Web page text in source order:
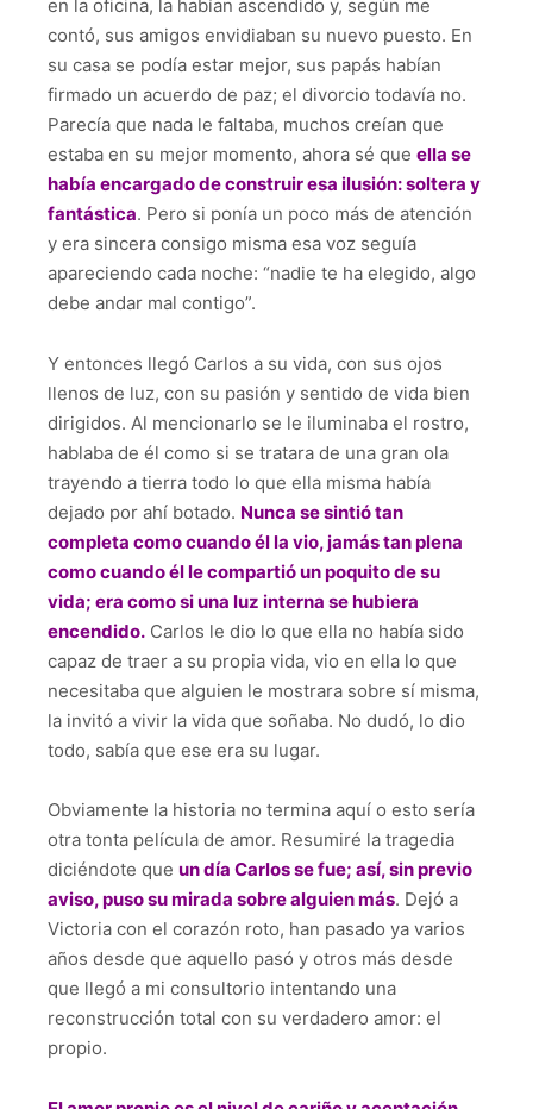
en la oficina, la habían ascendido y, según me
contó, sus amigos envidiaban su nuevo puesto. En
su casa se podía estar mejor, sus papás habían
firmado un acuerdo de paz; el divorcio todavía no.
Parecía que nada le faltaba, muchos creían que
estaba en su mejor momento, ahora sé que ella se
había encargado de construir esa ilusión: soltera y
fantástica. Pero si ponía un poco más de atención
y era sincera consigo misma esa voz seguía
apareciendo cada noche: “nadie te ha elegido, algo
debe andar mal contigo”.
Y entonces llegó Carlos a su vida, con sus ojos
llenos de luz, con su pasión y sentido de vida bien
dirigidos. Al mencionarlo se le iluminaba el rostro,
hablaba de él como si se tratara de una gran ola
trayendo a tierra todo lo que ella misma había
dejado por ahí botado. Nunca se sintió tan
completa como cuando él la vio, jamás tan plena
como cuando él le compartió un poquito de su
vida; era como si una luz interna se hubiera
encendido. Carlos le dio lo que ella no había sido
capaz de traer a su propia vida, vio en ella lo que
necesitaba que alguien le mostrara sobre sí misma,
la invitó a vivir la vida que soñaba. No dudó, lo dio
todo, sabía que ese era su lugar.
Obviamente la historia no termina aquí o esto sería
otra tonta película de amor. Resumiré la tragedia
diciéndote que un día Carlos se fue; así, sin previo
aviso, puso su mirada sobre alguien más. Dejó a
Victoria con el corazón roto, han pasado ya varios
años desde que aquello pasó y otros más desde
que llegó a mi consultorio intentando una
reconstrucción total con su verdadero amor: el
propio.